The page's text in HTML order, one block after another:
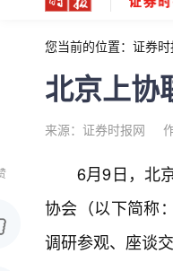
您当前的位置： 证券时
北京上协
来源：证券时报网
6月9日，北
协会（以下简称
调研参观、座谈交